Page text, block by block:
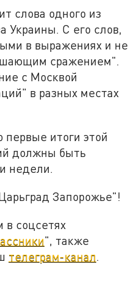
слова одного из
Украины. С его слов,
в выражениях и не
сражением".
с Москвой
в разных местах
первые итоги этой
должны быть
недели.
Запорожье"!
в соцсетях
", также
телеграм-канал